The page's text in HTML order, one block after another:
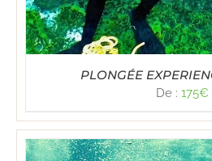
PLONGÉE
De : 175€